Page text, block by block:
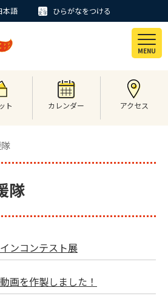
本語 ひらがなをつける
MENU
ト カレンダー アクセス
隊
ンコンテスト展
画を作製しました！